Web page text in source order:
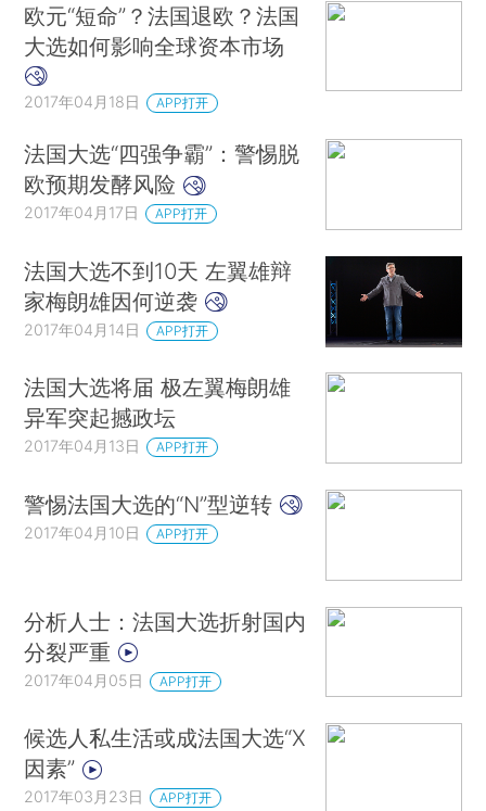
欧元“短命”？法国退欧？法国
大选如何影响全球资本市场
2017年04月18日 APP打开
法国大选“四强争霸”：警惕脱
欧预期发酵风险
2017年04月17日 APP打开
法国大选不到10天 左翼雄辩
家梅朗雄因何逆袭
2017年04月14日 APP打开
法国大选将届 极左翼梅朗雄
异军突起撼政坛
2017年04月13日 APP打开
警惕法国大选的“N”型逆转
2017年04月10日 APP打开
分析人士：法国大选折射国内
分裂严重
2017年04月05日 APP打开
候选人私生活或成法国大选“X
因素”
2017年03月23日 APP打开